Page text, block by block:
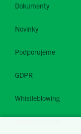
Dokumenty
Novinky
Podporujeme
GDPR
Whistleblowing